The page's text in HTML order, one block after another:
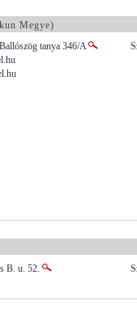
Megye)
tanya 346/A
B. u. 52.